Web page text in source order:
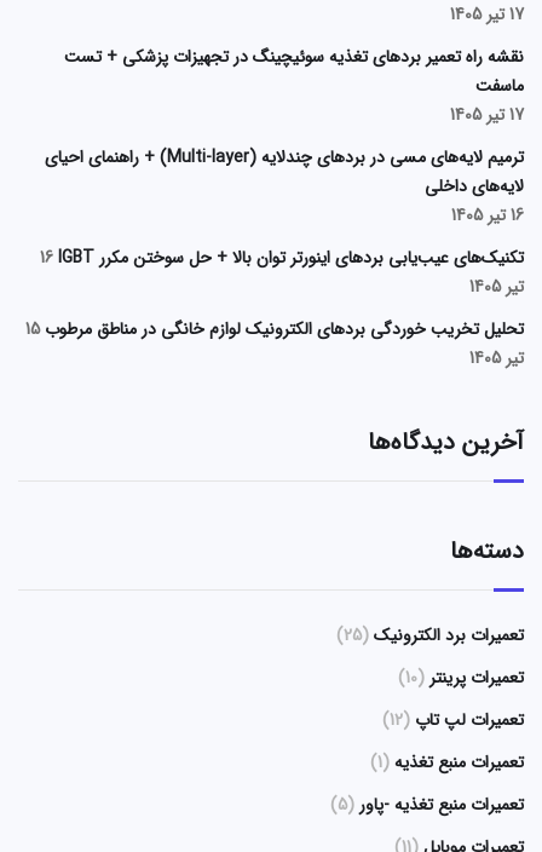
17 تیر 1405
نقشه راه تعمیر بردهای تغذیه سوئیچینگ در تجهیزات پزشکی + تست
ماسفت
17 تیر 1405
ترمیم لایه‌های مسی در بردهای چندلایه (Multi-layer) + راهنمای احیای
لایه‌های داخلی
16 تیر 1405
تکنیک‌های عیب‌یابی بردهای اینورتر توان بالا + حل سوختن مکرر IGBT
16
تیر 1405
تحلیل تخریب خوردگی بردهای الکترونیک لوازم خانگی در مناطق مرطوب 15
تیر 1405
آخرین دیدگاه‌ها
دسته‌ها
تعمیرات برد الکترونیک(25)
تعمیرات پرینتر (10)
تعمیرات لپ تاپ (12)
تعمیرات منبع تغذیه(1)
تعمیرات منبع تغذیه -پاور (5)